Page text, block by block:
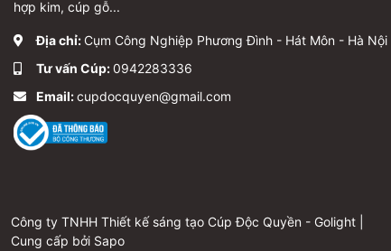
hợp kim, cúp gỗ...
Địa chỉ: Cụm Công Nghiệp Phương Đình - Hát Môn - Hà Nội
Tư vấn Cúp:0942283336
Email:cupdocquyen@gmail.com
Công ty TNHH Thiết kế sáng tạo Cúp Độc Quyền - Golight |
Cung cấp bởi Sapo